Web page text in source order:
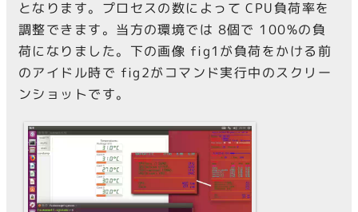
となります。プロセスの数によって CPU負荷率を
調整できます。当方の環境では 8個で 100%の負
荷になりました。下の画像 fig1が負荷をかける前
のアイドル時で fig2がコマンド実行中のスクリー
ンショットです。